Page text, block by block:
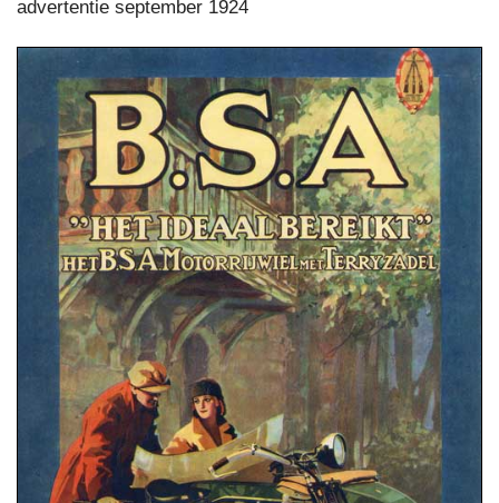
advertentie september 1924